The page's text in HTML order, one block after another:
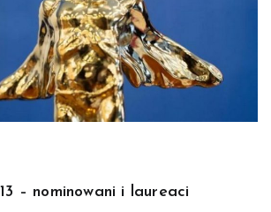
– nominowani i laureaci